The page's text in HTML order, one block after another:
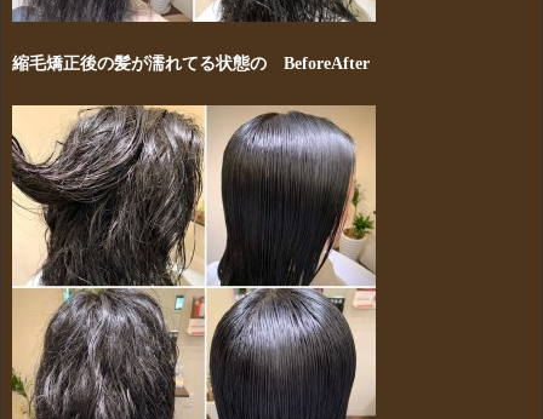
縮毛矯正後の髪が濡れてる状態の BeforeAfter